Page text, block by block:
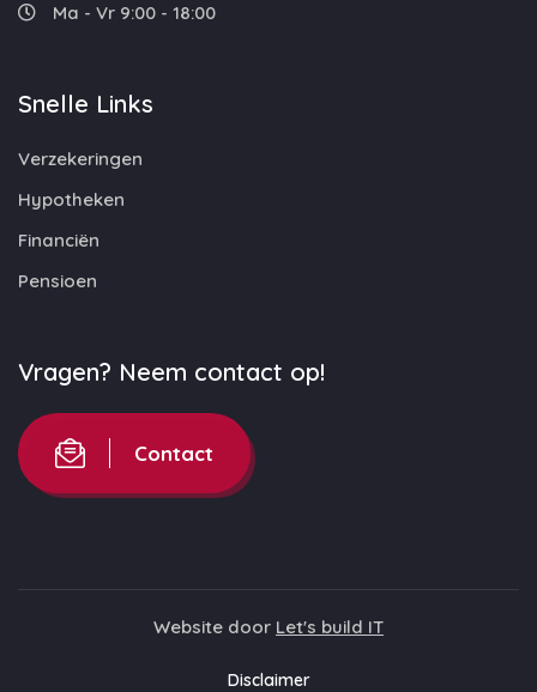
Ma - Vr 9:00 - 18:00
Snelle Links
Verzekeringen
Hypotheken
Financiën
Pensioen
Vragen? Neem contact op!
Contact
Website door Let's build IT
Disclaimer